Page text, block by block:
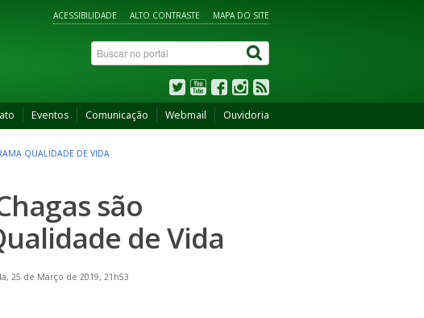
ACESSIBILIDADE ALTO CONTRASTE MAPA DO SITE
Eventos Comunicação Webmail Ouvidoria
QUALIDADE DE VIDA
são
de Vida
25 de Março de 2019, 21h53